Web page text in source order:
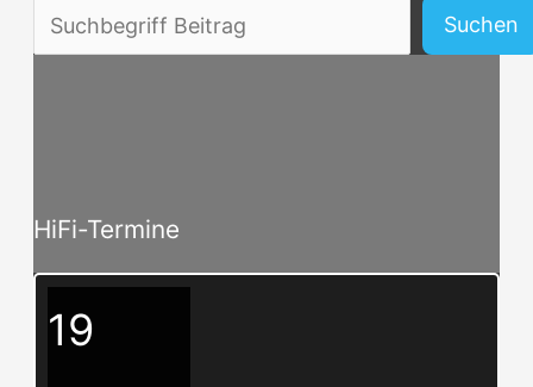
Beitragssuche Suchen
HiFi-Termine
19